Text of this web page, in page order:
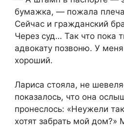
бумажка, — пожала
Сейчас и гражданский
Через суд… Так что пока
адвокату позвоню. У
хороший.
Лариса стояла, не
показалось, что она
пронеслось: «Неужели
хотят забрать мой дом?»